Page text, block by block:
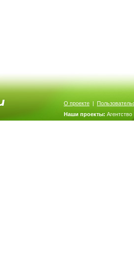
О проекте |
Наши проекты: